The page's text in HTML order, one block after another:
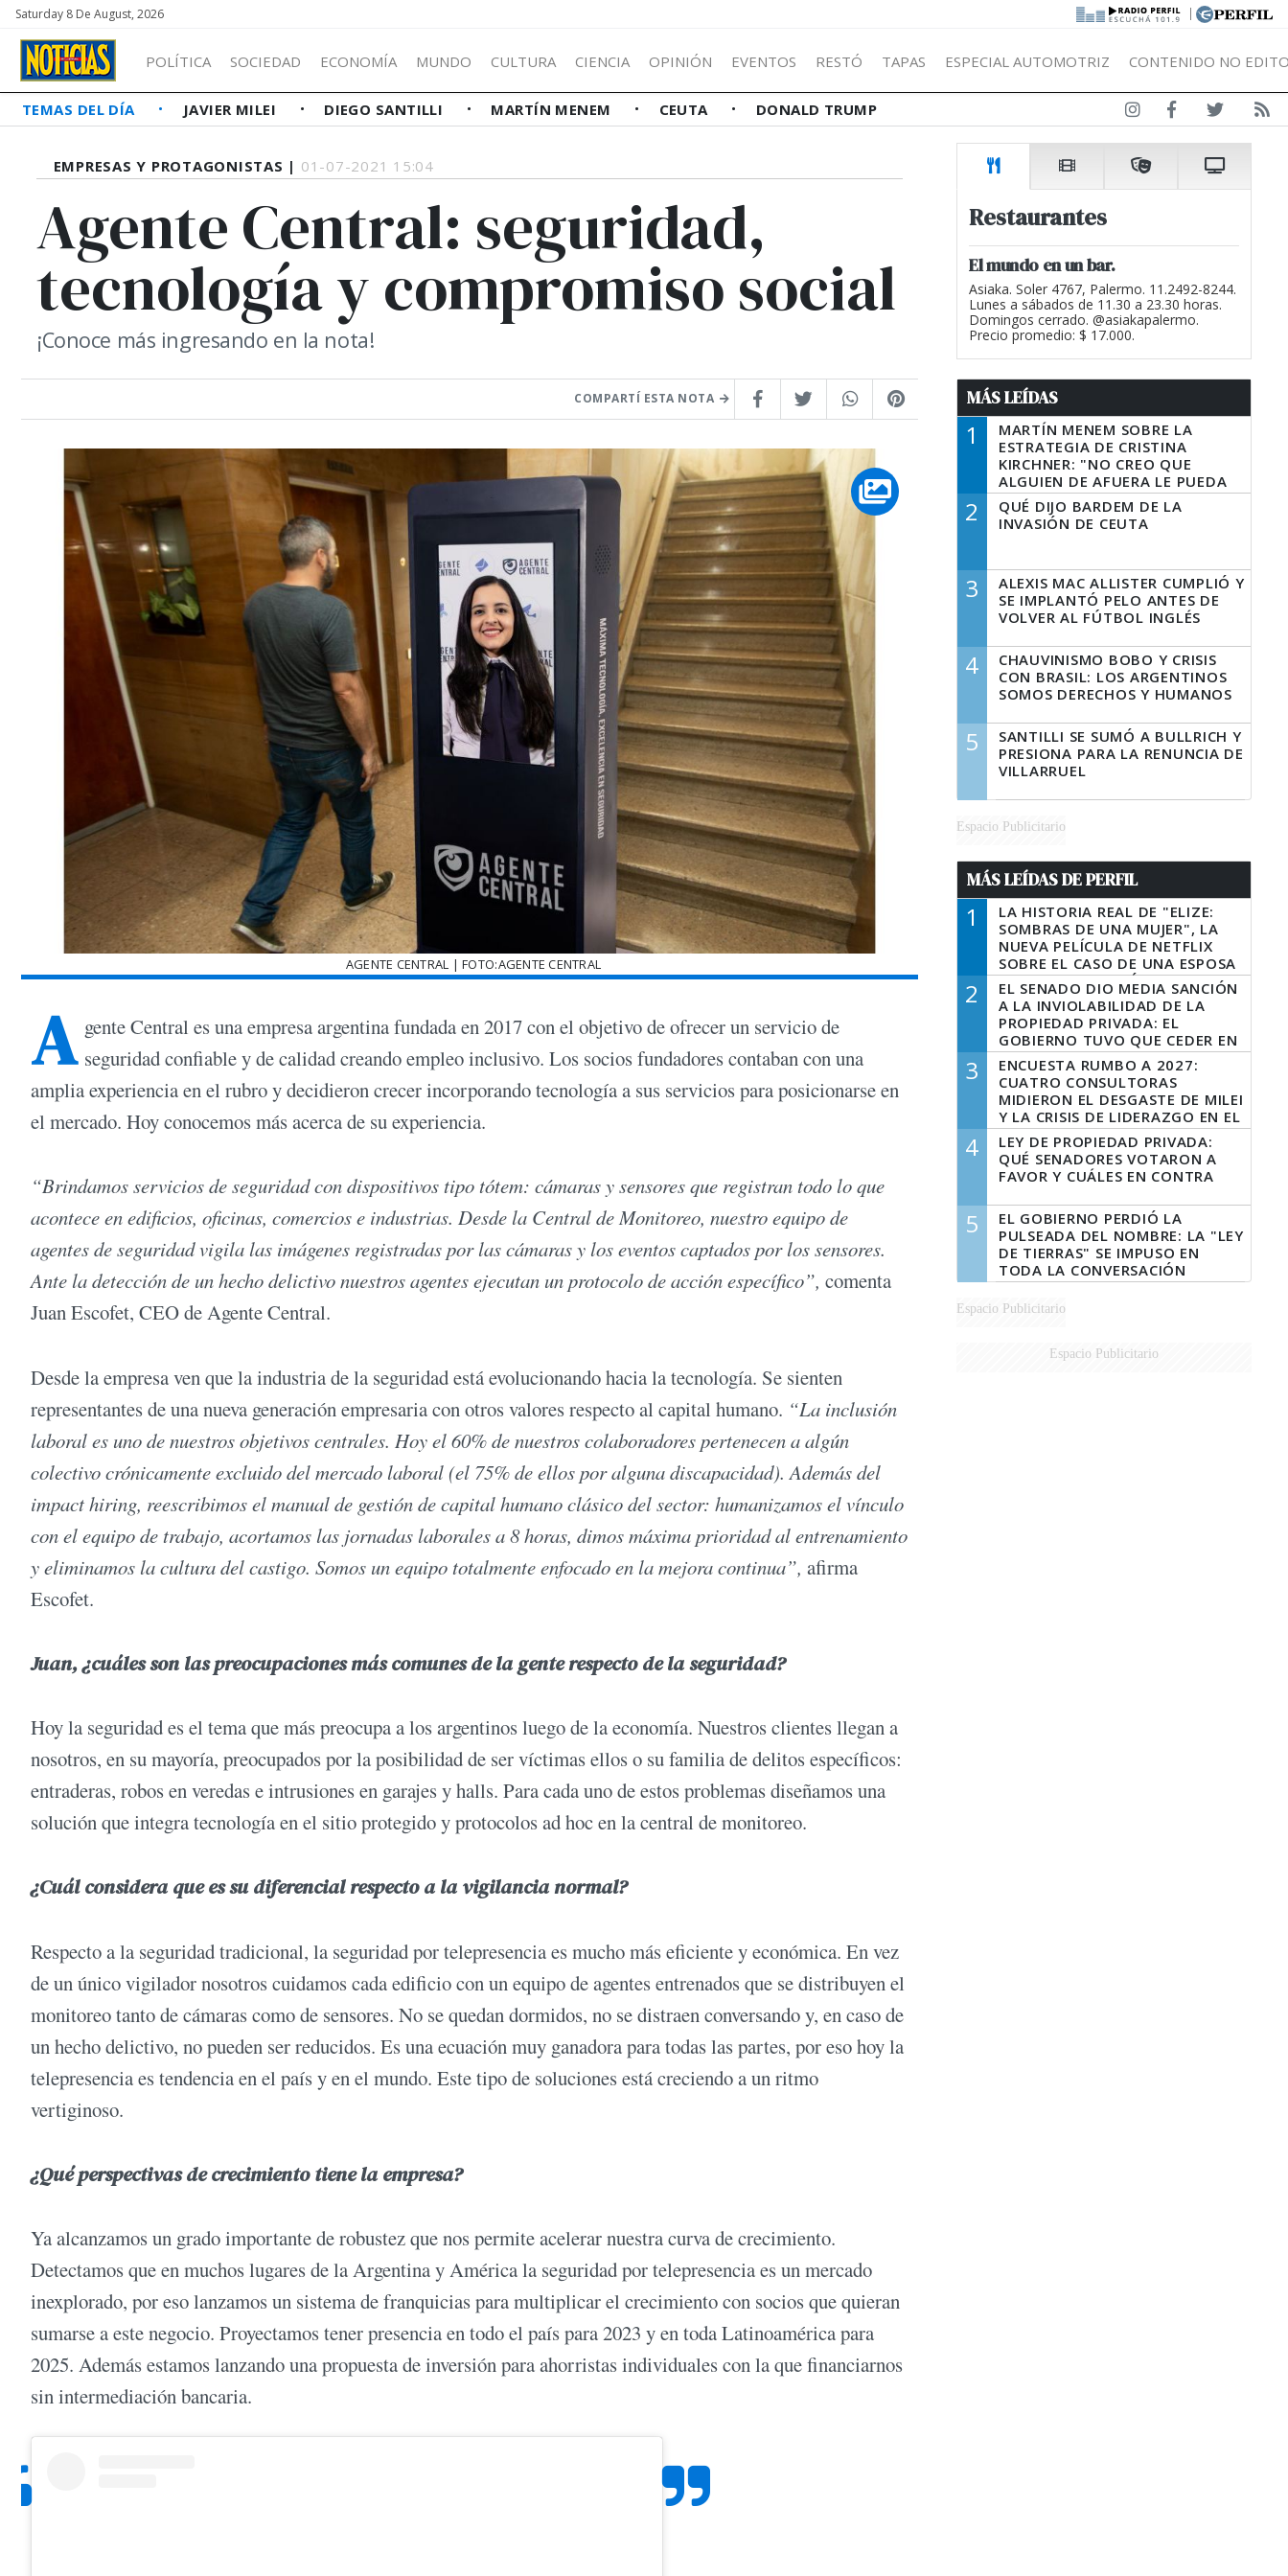
Saturday 8 De August, 2026 |
POLÍTICA SOCIEDAD ECONOMÍA MUNDO CULTURA CIENCIA OPINIÓN EVENTOS RESTÓ TAPAS ESPECIAL AUTOMOTRIZ CONTENIDO NO
TEMAS DEL DÍA JAVIER MILEI DIEGO SANTILLI MARTÍN MENEM CEUTA DONALD TRUMP
EMPRESAS Y PROTAGONISTAS | 01-07-2021 15:04
Agente Central: seguridad,
tecnología y compromiso social
¡Conoce más ingresando en la nota!
COMPARTÍ ESTA NOTA
AGENTE CENTRAL | FOTO:AGENTE CENTRAL
A gente Central es una empresa argentina fundada en 2017 con el objetivo de ofrecer un servicio de
seguridad confiable y de calidad creando empleo inclusivo. Los socios fundadores contaban con una
amplia experiencia en el rubro y decidieron crecer incorporando tecnología a sus servicios para posicionarse en
el mercado. Hoy conocemos más acerca de su experiencia.
“Brindamos servicios de seguridad con dispositivos tipo tótem: cámaras y sensores que registran todo lo que
acontece en edificios, oficinas, comercios e industrias. Desde la Central de Monitoreo, nuestro equipo de
agentes de seguridad vigila las imágenes registradas por las cámaras y los eventos captados por los sensores.
Ante la detección de un hecho delictivo nuestros agentes ejecutan un protocolo de acción específico”, comenta
Juan Escofet, CEO de Agente Central.
Desde la empresa ven que la industria de la seguridad está evolucionando hacia la tecnología. Se sienten
representantes de una nueva generación empresaria con otros valores respecto al capital humano. “La inclusión
laboral es uno de nuestros objetivos centrales. Hoy el 60% de nuestros colaboradores pertenecen a algún
colectivo crónicamente excluido del mercado laboral (el 75% de ellos por alguna discapacidad). Además del
impact hiring, reescribimos el manual de gestión de capital humano clásico del sector: humanizamos el vínculo
con el equipo de trabajo, acortamos las jornadas laborales a 8 horas, dimos máxima prioridad al entrenamiento
y eliminamos la cultura del castigo. Somos un equipo totalmente enfocado en la mejora continua”, afirma
Escofet.
Juan, ¿cuáles son las preocupaciones más comunes de la gente respecto de la seguridad?
Hoy la seguridad es el tema que más preocupa a los argentinos luego de la economía. Nuestros clientes llegan a
nosotros, en su mayoría, preocupados por la posibilidad de ser víctimas ellos o su familia de delitos específicos:
entraderas, robos en veredas e intrusiones en garajes y halls. Para cada uno de estos problemas diseñamos una
solución que integra tecnología en el sitio protegido y protocolos ad hoc en la central de monitoreo.
¿Cuál considera que es su diferencial respecto a la vigilancia normal?
Respecto a la seguridad tradicional, la seguridad por telepresencia es mucho más eficiente y económica. En vez
de un único vigilador nosotros cuidamos cada edificio con un equipo de agentes entrenados que se distribuyen el
monitoreo tanto de cámaras como de sensores. No se quedan dormidos, no se distraen conversando y, en caso de
un hecho delictivo, no pueden ser reducidos. Es una ecuación muy ganadora para todas las partes, por eso hoy la
telepresencia es tendencia en el país y en el mundo. Este tipo de soluciones está creciendo a un ritmo
vertiginoso.
¿Qué perspectivas de crecimiento tiene la empresa?
Ya alcanzamos un grado importante de robustez que nos permite acelerar nuestra curva de crecimiento.
Detectamos que en muchos lugares de la Argentina y América la seguridad por telepresencia es un mercado
inexplorado, por eso lanzamos un sistema de franquicias para multiplicar el crecimiento con socios que quieran
sumarse a este negocio. Proyectamos tener presencia en todo el país para 2023 y en toda Latinoamérica para
2025. Además estamos lanzando una propuesta de inversión para ahorristas individuales con la que financiarnos
sin intermediación bancaria.
Restaurantes
El mundo en un bar.
Asiaka. Soler 4767, Palermo. 11.2492-8244.
Lunes a sábados de 11.30 a 23.30 horas.
Domingos cerrado. @asiakapalermo.
Precio promedio: $ 17.000.
MÁS LEÍDAS
1
MARTÍN MENEM SOBRE LA
ESTRATEGIA DE CRISTINA
KIRCHNER: "NO CREO QUE
ALGUIEN DE AFUERA LE PUEDA
DECIR A LA JUSTICIA LO QUE
TIENE QUE HACER"
2
QUÉ DIJO BARDEM DE LA
INVASIÓN DE CEUTA
3
ALEXIS MAC ALLISTER CUMPLIÓ Y
SE IMPLANTÓ PELO ANTES DE
VOLVER AL FÚTBOL INGLÉS
4
CHAUVINISMO BOBO Y CRISIS
CON BRASIL: LOS ARGENTINOS
SOMOS DERECHOS Y HUMANOS
5
SANTILLI SE SUMÓ A BULLRICH Y
PRESIONA PARA LA RENUNCIA DE
VILLARRUEL
Espacio Publicitario
MÁS LEÍDAS DE PERFIL
1
LA HISTORIA REAL DE "ELIZE:
SOMBRAS DE UNA MUJER", LA
NUEVA PELÍCULA DE NETFLIX
SOBRE EL CASO DE UNA ESPOSA
QUE DESCUARTIZÓ A SU
MARIDO
2
EL SENADO DIO MEDIA SANCIÓN
A LA INVIOLABILIDAD DE LA
PROPIEDAD PRIVADA: EL
GOBIERNO TUVO QUE CEDER EN
LA LEY DEL MANEJO DEL FUEGO
3
ENCUESTA RUMBO A 2027:
CUATRO CONSULTORAS
MIDIERON EL DESGASTE DE MILEI
Y LA CRISIS DE LIDERAZGO EN EL
PERONISMO
4
LEY DE PROPIEDAD PRIVADA:
QUÉ SENADORES VOTARON A
FAVOR Y CUÁLES EN CONTRA
5
EL GOBIERNO PERDIÓ LA
PULSEADA DEL NOMBRE: LA "LEY
DE TIERRAS" SE IMPUSO EN
TODA LA CONVERSACIÓN
DIGITAL
Espacio Publicitario
Espacio Publicitario